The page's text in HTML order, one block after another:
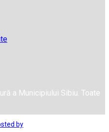
a Municipiului Sibiu. Toate
by